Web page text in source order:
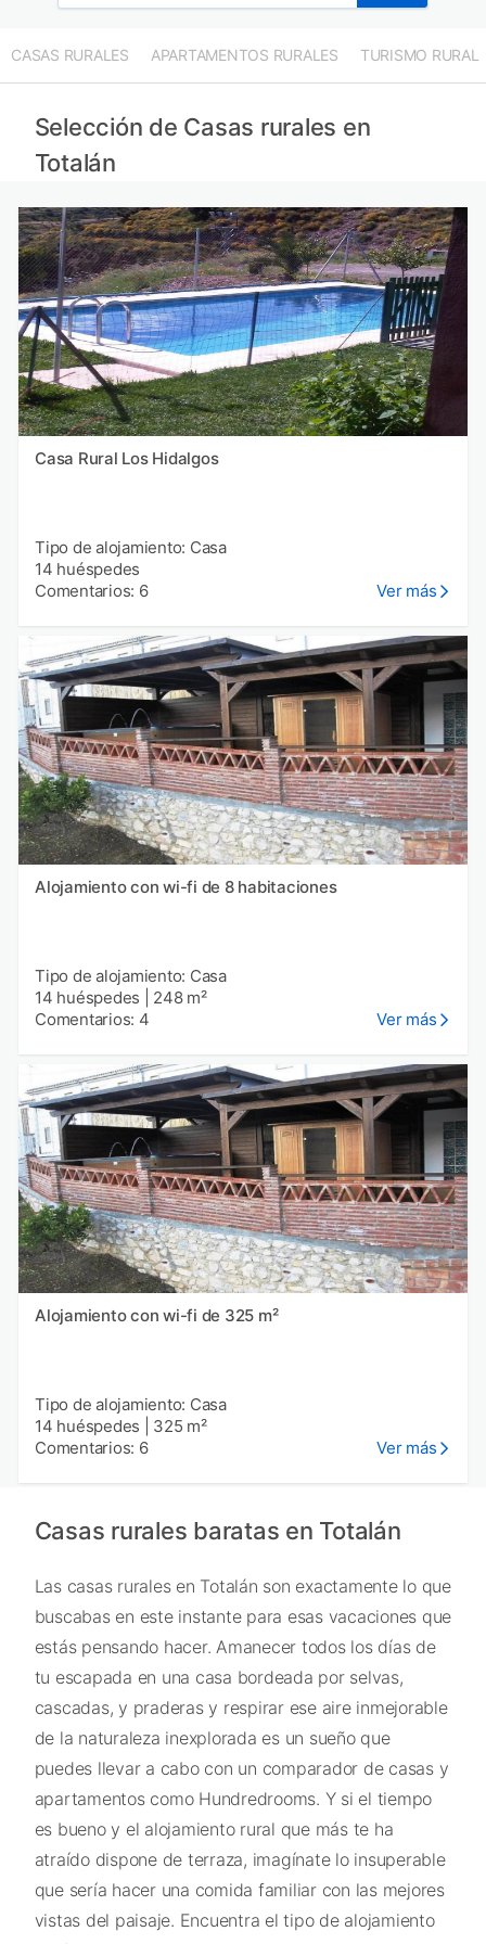
CASAS RURALES APARTAMENTOS RURALES TURISMO RURAL
Selección de Casas rurales en
Totalán
Casa Rural Los Hidalgos
Tipo de alojamiento: Casa
14 huéspedes
Comentarios: 6
Ver más
Alojamiento con wi-fi de 8 habitaciones
Tipo de alojamiento: Casa
14 huéspedes
248 m²
Comentarios: 4
Ver más
Alojamiento con wi-fi de 325 m²
Tipo de alojamiento: Casa
14 huéspedes
325 m²
Comentarios: 6
Ver más
Casas rurales baratas en Totalán
Las casas rurales en Totalán son exactamente lo que
buscabas en este instante para esas vacaciones que
estás pensando hacer. Amanecer todos los días de
tu escapada en una casa bordeada por selvas,
cascadas, y praderas y respirar ese aire inmejorable
de la naturaleza inexplorada es un sueño que
puedes llevar a cabo con un comparador de casas y
apartamentos como Hundredrooms. Y si el tiempo
es bueno y el alojamiento rural que más te ha
atraído dispone de terraza, imagínate lo insuperable
que sería hacer una comida familiar con las mejores
vistas del paisaje. Encuentra el tipo de alojamiento